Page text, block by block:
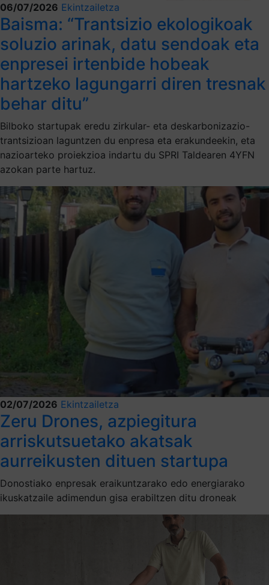
06/07/2026 Ekintzailetza
Baisma: “Trantsizio ekologikoak
soluzio arinak, datu sendoak eta
enpresei irtenbide hobeak
hartzeko lagungarri diren tresnak
behar ditu”
Bilboko startupak eredu zirkular- eta deskarbonizazio-
trantsizioan laguntzen du enpresa eta erakundeekin, eta
nazioarteko proiekzioa indartu du SPRI Taldearen 4YFN
azokan parte hartuz.
02/07/2026 Ekintzailetza
Zeru Drones, azpiegitura
arriskutsuetako akatsak
aurreikusten dituen startupa
Donostiako enpresak eraikuntzarako edo energiarako
ikuskatzaile adimendun gisa erabiltzen ditu droneak